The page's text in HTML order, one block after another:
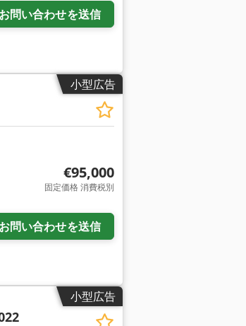
お問い合わせを送信
小型広告
€95,000
固定価格 消費税別
お問い合わせを送信
小型広告